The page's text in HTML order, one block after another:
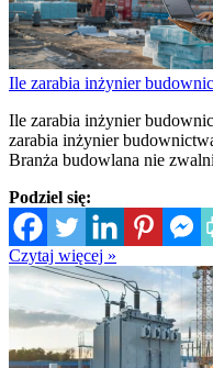
Ile zarabia inżynier
Ile zarabia inżynier
zarabia inżynier
Branża budowlana nie
Podziel się:
Czytaj więcej »